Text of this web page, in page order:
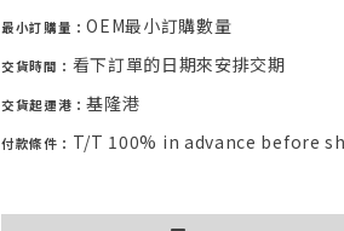
最小訂購量：OEM最小訂購數量
交貨時間： 看下訂單的日期來安排交期
交貨起運港：基隆港
付款條件： T/T 100% in advance before